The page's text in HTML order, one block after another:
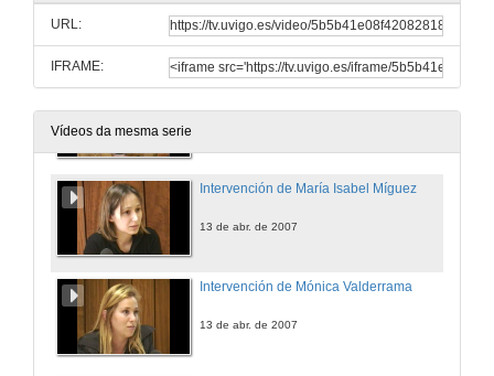
URL:
IFRAME:
Vídeos da mesma serie
13 de abr. de 2007
Intervención de Ilmo Juan Manuel Corbacho
Intervención de María Isabel Míguez
13 de abr. de 2007
Intervención de Mónica Valderrama
13 de abr. de 2007